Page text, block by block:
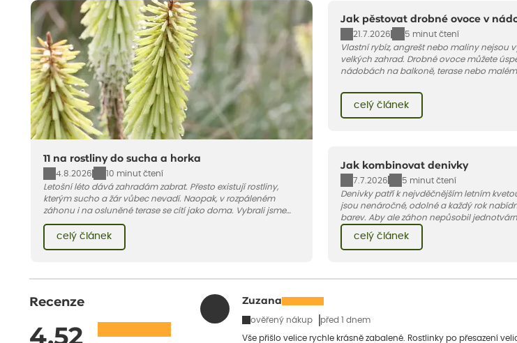
11 na rostliny do sucha a horka
4.8.2026
10 minut čtení
Letošní léto dává zahradám zabrat. Přesto existují rostliny,
kterým sucho a žár vůbec nevadí. Naopak, v rozpáleném
záhonu i na osluněné terase se cítí jako doma. Vybrali jsme
pro vás 11 tipů na odolné druhy, které zvládnou horké a suché
léto bez pravidelné zálivky. Pojďme se podívat, které to jsou.
celý článek
Jak pěstovat drobné ovoce v
21.7.2026
5 minut čtení
Vlastní rybíz, angrešt nebo maliny nejsou
velkých zahrad. Drobné ovoce můžete
nádobách na balkoně, terase nebo
pár základních pravidel. V tomto článku
celý článek
Jak kombinovat denivky
7.7.2026
5 minut čtení
Denivky patří k nejvděčnějším letním
jsou nenáročné, odolné a každý rok
barev. Aby ale záhon nepůsobil
doplnit vhodnými sousedy. V dnešním
jakými trvalkami a travinami denivky
celý článek
Recenze
4.52
Zuzana
ověřený nákup před 1 dnem
Vše přišlo velice rychle krásně zabalené. Rostlinky po přesazení